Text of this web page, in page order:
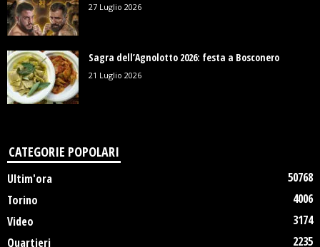
27 Luglio 2026
Sagra dell’Agnolotto 2026: festa a Bosconero
21 Luglio 2026
CATEGORIE POPOLARI
Ultim'ora
50768
Torino
4006
Video
3174
Quartieri
2235